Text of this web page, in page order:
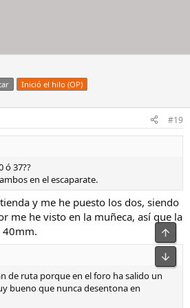
Inició el hilo (OP)
#19
ó 37??
en el escaparate.
y me he puesto los dos, siendo
me he visto en la muñeca, así que la
40mm.
de ruta porque en el foro ha salido un
bueno que nunca desentona en